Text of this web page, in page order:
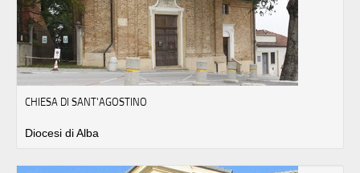
CHIESA DI SANT'AGOSTINO
Diocesi di Alba